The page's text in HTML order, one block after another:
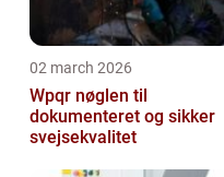
02 march 2026
Wpqr nøglen til
dokumenteret og sikker
svejsekvalitet